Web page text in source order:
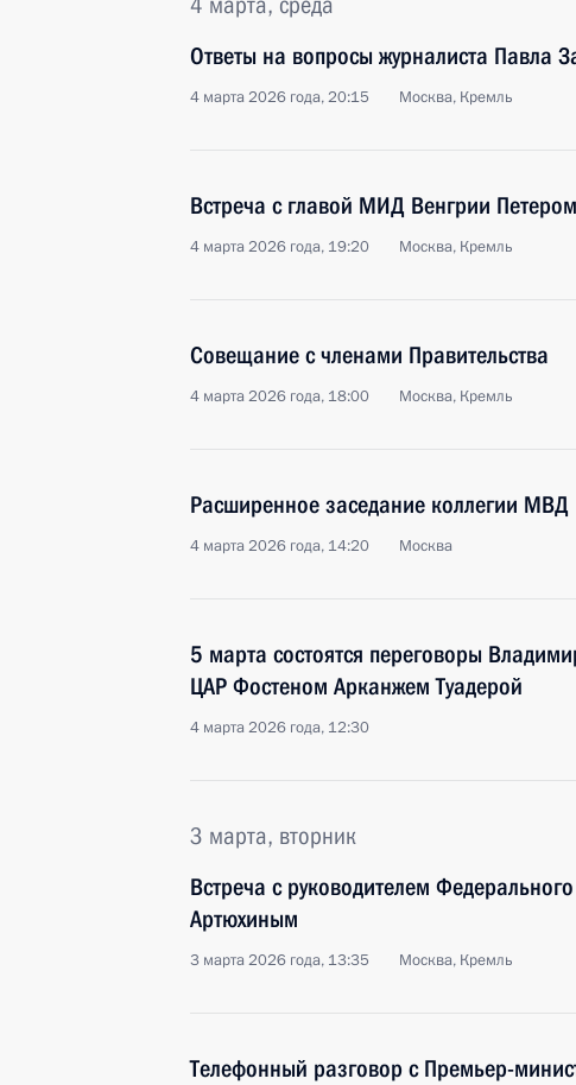
Ответы на вопросы журналиста Павла
4 марта 2026 года, 20:15 Москва, Кремль
Встреча с главой МИД Венгрии
4 марта 2026 года, 19:20 Москва, Кремль
Совещание с членами Правительства
4 марта 2026 года, 18:00 Москва, Кремль
Расширенное заседание коллегии МВД
4 марта 2026 года, 14:20 Москва
5 марта состоятся переговоры
ЦАР Фостеном Арканжем Туадерой
4 марта 2026 года, 12:30
3 марта, вторник
Встреча с руководителем
Артюхиным
3 марта 2026 года, 13:35 Москва, Кремль
Телефонный разговор с Премьер-